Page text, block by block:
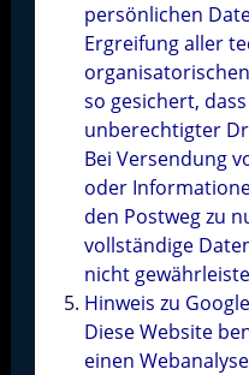
persönlichen
Ergreifung aller
so gesichert,
unberechtigter
Bei Versendung
oder
den Postweg zu
vollständige
nicht
Hinweis zu
Diese Website
einen